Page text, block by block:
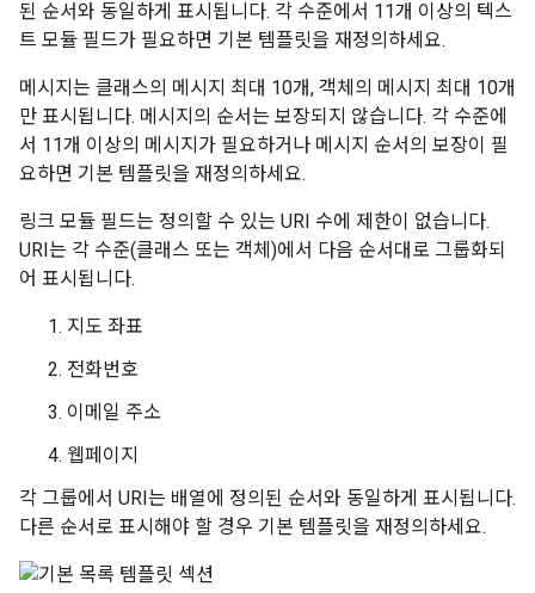
된 순서와 동일하게 표시됩니다. 각 수준에서 11개 이상의 텍스
트 모듈 필드가 필요하면 기본 템플릿을 재정의하세요.
메시지는 클래스의 메시지 최대 10개, 객체의 메시지 최대 10개
만 표시됩니다. 메시지의 순서는 보장되지 않습니다. 각 수준에
서 11개 이상의 메시지가 필요하거나 메시지 순서의 보장이 필
요하면 기본 템플릿을 재정의하세요.
링크 모듈 필드는 정의할 수 있는 URI 수에 제한이 없습니다.
URI는 각 수준(클래스 또는 객체)에서 다음 순서대로 그룹화되
어 표시됩니다.
지도 좌표
전화번호
이메일 주소
웹페이지
각 그룹에서 URI는 배열에 정의된 순서와 동일하게 표시됩니다.
다른 순서로 표시해야 할 경우 기본 템플릿을 재정의하세요.